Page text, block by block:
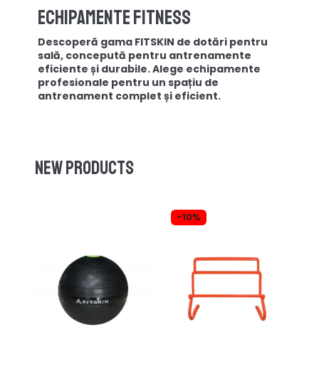
Echipamente Fitness
Descoperă gama FITSKIN de dotări pentru
sală, concepută pentru antrenamente
eficiente și durabile. Alege echipamente
profesionale pentru un spațiu de
antrenament complet și eficient.
New products
-10%